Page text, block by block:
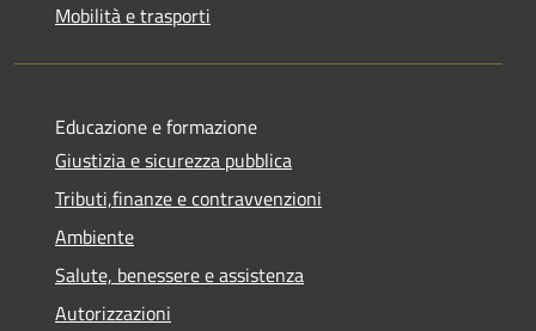
Mobilità e trasporti
Educazione e formazione
Giustizia e sicurezza pubblica
Tributi,finanze e contravvenzioni
Ambiente
Salute, benessere e assistenza
Autorizzazioni